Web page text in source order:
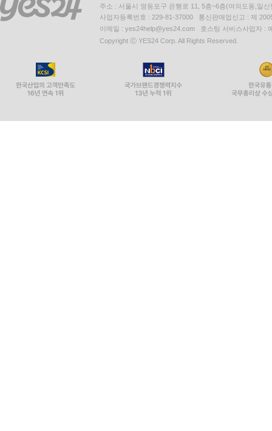
주소 : 서울시 영등포구 은행로 11, 5층~6층(여의도동,일신
사업자등록번호 : 229-81-37000 통신판매업신고 : 제
이메일 : yes24help@yes24.com 호스팅 서비스사업자 :
Copyright ⓒ YES24 Corp. All Rights Reserved.